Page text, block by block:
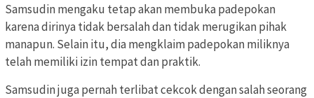
Samsudin mengaku tetap akan membuka padepokan
karena dirinya tidak bersalah dan tidak merugikan pihak
manapun. Selain itu, dia mengklaim padepokan miliknya
telah memiliki izin tempat dan praktik.
Samsudin juga pernah terlibat cekcok dengan salah seorang